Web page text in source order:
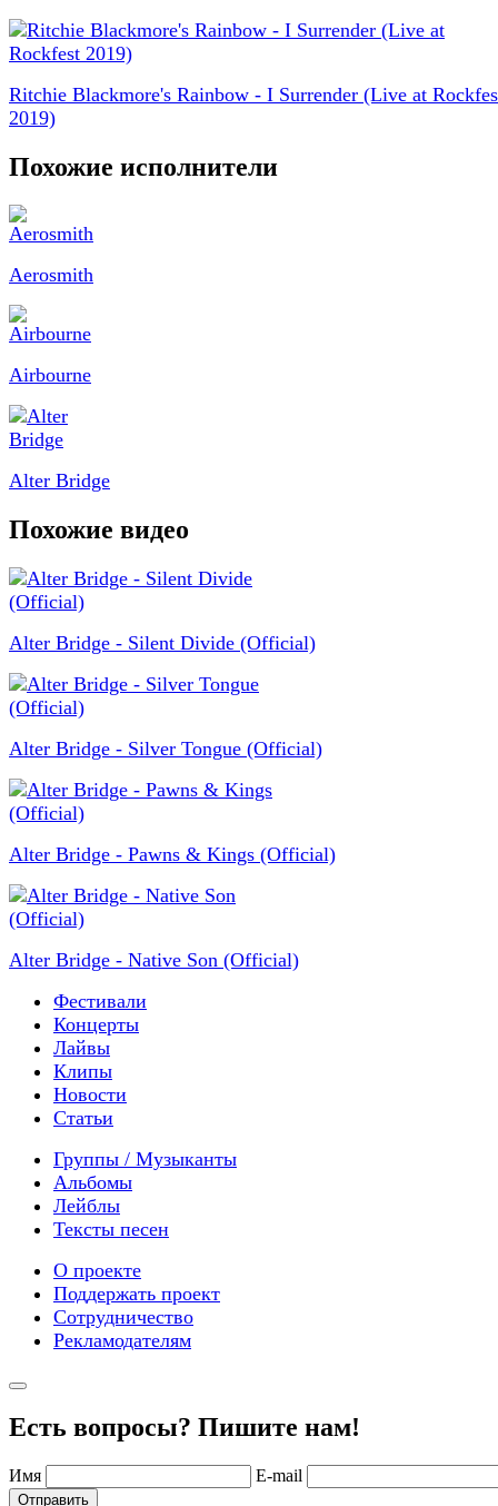
Ritchie Blackmore's Rainbow - I Surrender (Live at
2019)
Похожие исполнители
Aerosmith
Airbourne
Alter Bridge
Похожие видео
Alter Bridge - Silent Divide (Official)
Alter Bridge - Silver Tongue (Official)
Alter Bridge - Pawns & Kings (Official)
Alter Bridge - Native Son (Official)
Фестивали
Концерты
Лайвы
Клипы
Новости
Статьи
Группы / Музыканты
Альбомы
Лейблы
Тексты песен
О проекте
Поддержать проект
Сотрудничество
Рекламодателям
Есть вопросы? Пишите нам!
Имя E-mail